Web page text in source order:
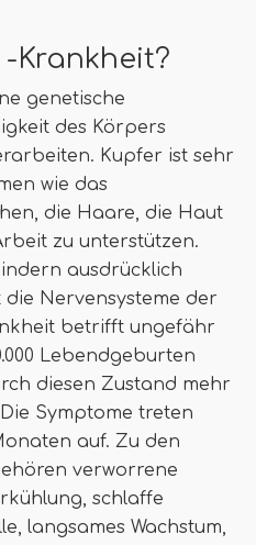
-Krankheit?
genetische
des Körpers
Kupfer ist sehr
wie das
die Haare, die Haut
zu unterstützen.
ausdrücklich
Nervensysteme der
betrifft ungefähr
Lebendgeburten
diesen Zustand mehr
Symptome treten
auf. Zu den
verworrene
schlaffe
langsames Wachstum,